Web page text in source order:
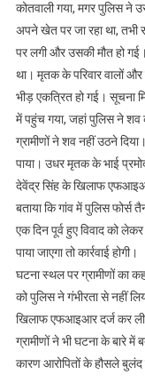
कोतवाली गया, मगर पुलिस ने
अपने खेत पर जा रहा था, तभी
पर लगी और उसकी मौत हो
था। मृतक के परिवार वालों
भीड़ एकत्रित हो गई। सूचना
में पहुंच गया, जहां पुलिस ने शव
ग्रामीणों ने शव नहीं उठने
पाया। उधर मृतक के भाई
देवेंद्र सिंह के खिलाफ
बताया कि गांव में पुलिस फोर्स
एक दिन पूर्व हुए विवाद को
पाया जाएगा तो कार्रवाई होगी।
घटना स्थल पर ग्रामीणों का
को पुलिस ने गंभीरता से नहीं
खिलाफ एफआइआर दर्ज कर
ग्रामीणों ने भी घटना के बारे में
कारण आरोपितों के हौसले बुलंद